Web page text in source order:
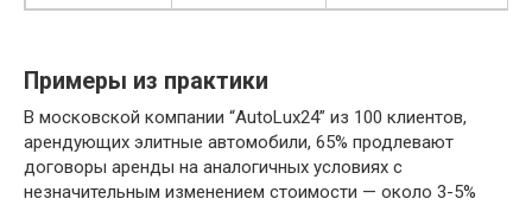
Примеры из практики
В московской компании “AutoLux24” из 100 клиентов,
арендующих элитные автомобили, 65% продлевают
договоры аренды на аналогичных условиях с
незначительным изменением стоимости — около 3-5%